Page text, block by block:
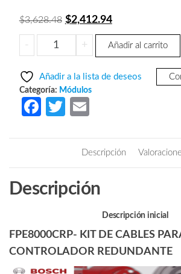
$3,628.48 El
precio
original
$3,628.48.
$2,412.94El
precio
$2,412.94.
-
BOSCH
F_FPE8000CRP-
CABLES
PARA
+ Añadir al carrito
Añadir a la lista de deseos
Categoría: Módulos
Fa
o
T
itt
ail
Descripción
Descripción
Descripción inicial
FPE8000CRP- KIT DE CABLES
CONTROLADOR REDUNDANTE